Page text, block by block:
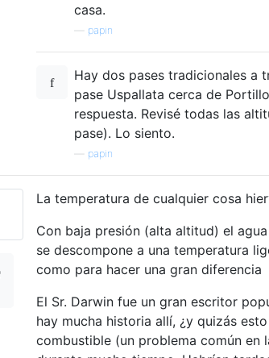
casa.
papin
Hay dos pases tradicionales a
pase Uspallata cerca de
respuesta. Revisé todas las
pase). Lo siento.
papin
La temperatura de cualquier cosa
Con baja presión (alta altitud) el
se descompone a una temperatura
como para hacer una gran diferencia
El Sr. Darwin fue un gran escritor
hay mucha historia allí, ¿y quizás
combustible (un problema común